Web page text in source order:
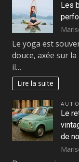
Les
Le yoga est
douce, axée sur
il…
Lire la suite
Le
de